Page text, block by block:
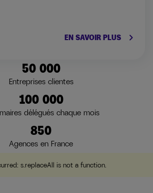
EN SAVOIR PLUS keyboard_arrow_right
50 000
Entreprises clientes
100 000
délégués chaque mois
850
Agences en France
s.replaceAll is not a function.